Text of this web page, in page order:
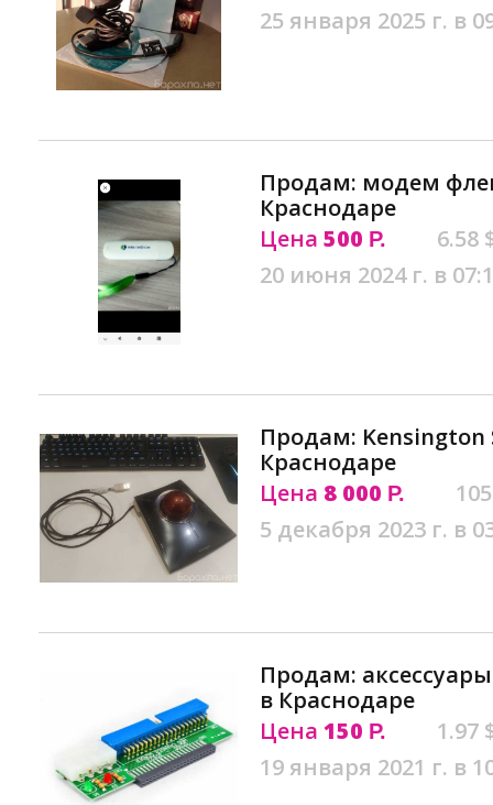
25 января 2025 г. в
Продам: модем
Краснодаре
Цена 500 Р.
6.58
20 июня 2024 г. в
Продам: Kensington
Краснодаре
Цена 8 000 Р.
5 декабря 2023 г. в
Продам:
в Краснодаре
Цена 150 Р.
1.97
19 января 2021 г. в